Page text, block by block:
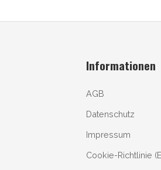
Informationen
AGB
Datenschutz
Impressum
Cookie-Richtlinie